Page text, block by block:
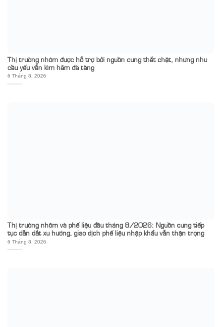
Thị trường nhôm được hỗ trợ bởi nguồn cung thắt chặt, nhưng nhu
cầu yếu vẫn kìm hãm đà tăng
6 Tháng 8, 2026
Thị trường nhôm và phế liệu đầu tháng 8/2026: Nguồn cung tiếp
tục dẫn dắt xu hướng, giao dịch phế liệu nhập khẩu vẫn thận trọng
6 Tháng 8, 2026